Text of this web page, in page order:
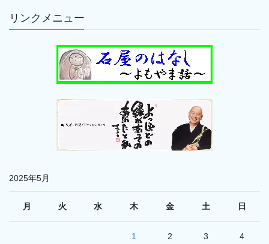
リンクメニュー
2025年5月
月 火 水 木 金 土 日
1 2 3 4